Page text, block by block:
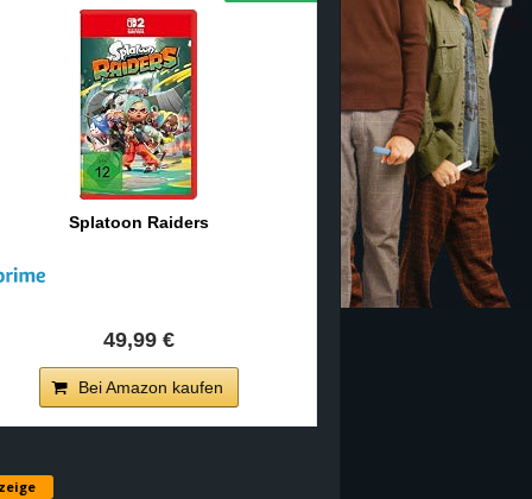
Splatoon Raiders
49,99 €
Bei Amazon kaufen